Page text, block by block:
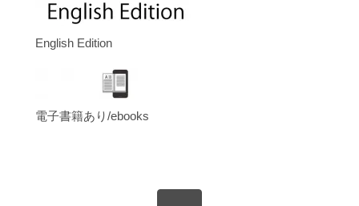
English Edition
電子書籍あり/ebooks